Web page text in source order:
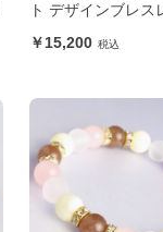
ト デザインブレス
15,200